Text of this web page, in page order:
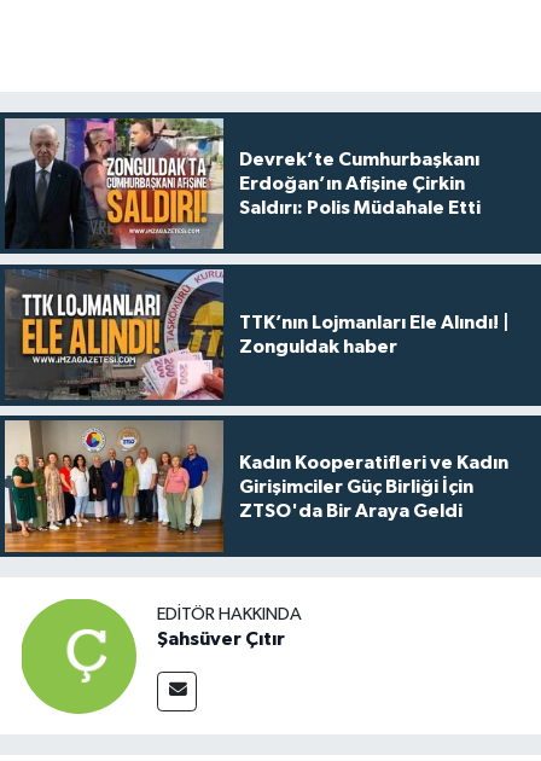
Devrek’te Cumhurbaşkanı
Erdoğan’ın Afişine Çirkin
Saldırı: Polis Müdahale Etti
TTK’nın Lojmanları Ele Alındı! |
Zonguldak haber
Kadın Kooperatifleri ve Kadın
Girişimciler Güç Birliği İçin
ZTSO'da Bir Araya Geldi
EDITÖR HAKKINDA
Şahsüver Çıtır